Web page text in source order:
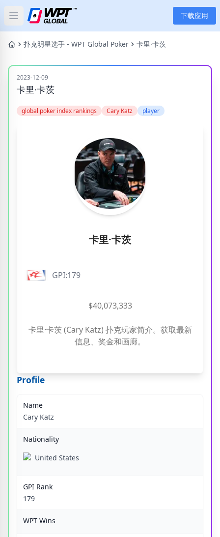
Open main menu 下载应用
首页
新闻
扑克
应用
玩家
分类
标签
扑克明星选手 - WPT Global Poker 卡里·卡茨
2023-12-09
卡里·卡茨
global poker index rankings Cary Katz player
卡里·卡茨
GPI:179
$40,073,333
卡里·卡茨 (Cary Katz) 扑克玩家简介。获取最新
信息、奖金和画廊。
Profile
Name
Cary Katz
Nationality
United States
GPI Rank
179
WPT Wins